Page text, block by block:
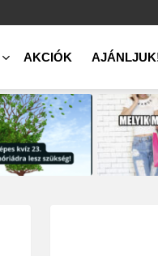
AKCIÓK